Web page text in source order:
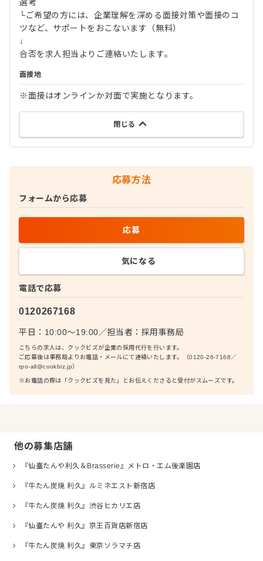
選考
└ご希望の方には、企業理解を深める面接対策や面接のコ
ツなど、サポートをおこないます（無料）
↓
合否を求人担当よりご連絡いたします。
面接地
※面接はオンラインか対面で実施となります。
閉じる
応募方法
電話で応募
0120267168
平日：10:00〜19:00／担当者： 採用事務局
こちらの求人は、クックビズが企業の採用代行を行います。
ご応募後は事務局よりお電話・メールにて連絡いたします。（0120-26-7168／
rpo-all@cookbiz.jp）
※お電話の際は「クックビズを見た」とお伝えくださると受付がスムーズです。
フォームから応募
応募
気になる
他の募集店舗
『仙臺たんや利久＆Brasserie』メトロ・エム後楽園店
『牛たん炭焼 利久』ルミネエスト新宿店
『牛たん炭焼 利久』渋谷ヒカリエ店
『仙臺たんや 利久』京王百貨店新宿店
『牛たん炭焼 利久』東京ソラマチ店